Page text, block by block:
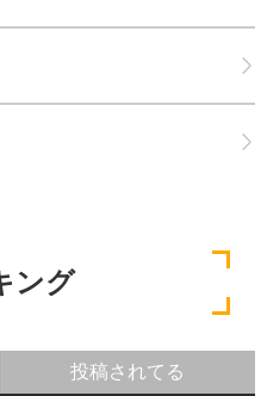
ング
投稿されてる